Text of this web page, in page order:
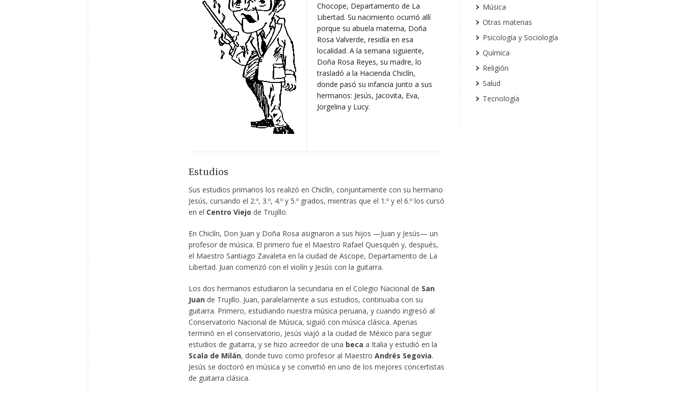
Chocope, Departamento de La
Libertad. Su nacimiento ocurrió allí
porque su abuela materna, Doña
Rosa Valverde, residía en esa
localidad. A la semana siguiente,
Doña Rosa Reyes, su madre, lo
trasladó a la Hacienda Chiclín,
donde pasó su infancia junto a sus
hermanos: Jesús, Jacovita, Eva,
Jorgelina y Lucy.
Estudios
Sus estudios primarios los realizó en Chiclín, conjuntamente con su hermano
Jesús, cursando el 2.º, 3.º, 4.º y 5.º grados, mientras que el 1.º y el 6.º los cursó
en el Centro Viejo de Trujillo.
En Chiclín, Don Juan y Doña Rosa asignaron a sus hijos —Juan y Jesús— un
profesor de música. El primero fue el Maestro Rafael Quesquén y, después,
el Maestro Santiago Zavaleta en la ciudad de Ascope, Departamento de La
Libertad. Juan comenzó con el violín y Jesús con la guitarra.
Los dos hermanos estudiaron la secundaria en el Colegio Nacional de San
Juande Trujillo. Juan, paralelamente a sus estudios, continuaba con su
guitarra. Primero, estudiando nuestra música peruana, y cuando ingresó al
Conservatorio Nacional de Música, siguió con música clásica. Apenas
terminó en el conservatorio, Jesús viajó a la ciudad de México para seguir
estudios de guitarra, y se hizo acreedor de una beca a Italia y estudió en la
Scala de Milán, donde tuvo como profesor al Maestro Andrés Segovia.
Jesús se doctoró en música y se convirtió en uno de los mejores concertistas
de guitarra clásica.
Música
Otras materias
Psicología y Sociología
Química
Religión
Salud
Tecnología